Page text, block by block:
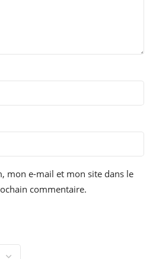
mon e-mail et mon site dans le
commentaire.